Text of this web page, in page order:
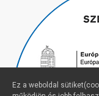
Ez a weboldal